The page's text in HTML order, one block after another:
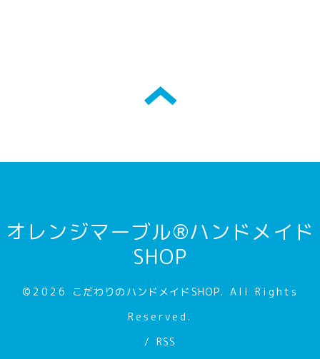
オレンジマーブル®ハンドメイド
SHOP
©2026 こだわりのハンドメイドSHOP. All Rights
Reserved.
/ RSS